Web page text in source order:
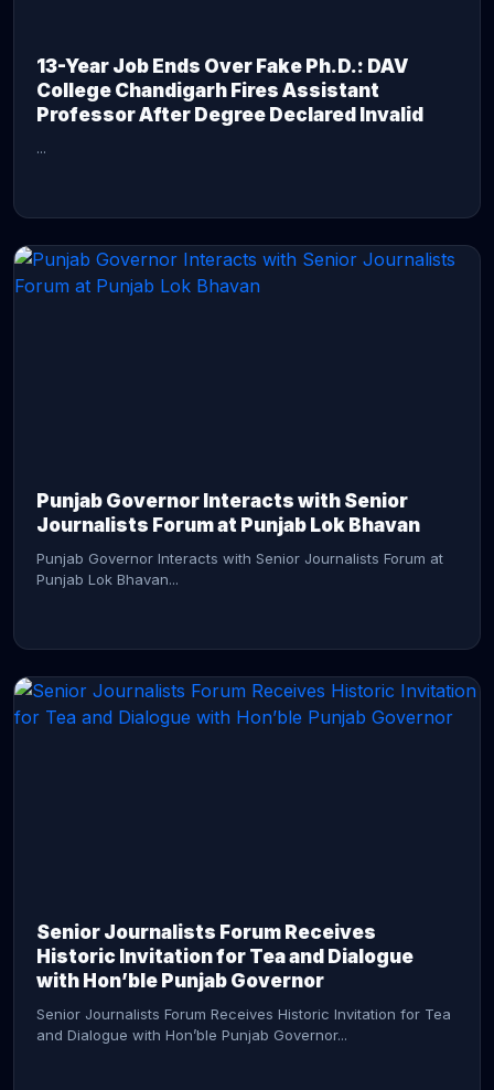
13-Year Job Ends Over Fake Ph.D.: DAV
College Chandigarh Fires Assistant
Professor After Degree Declared Invalid
...
Punjab Governor Interacts with Senior
Journalists Forum at Punjab Lok Bhavan
Punjab Governor Interacts with Senior Journalists Forum at
Punjab Lok Bhavan...
Senior Journalists Forum Receives
Historic Invitation for Tea and Dialogue
with Hon’ble Punjab Governor
Senior Journalists Forum Receives Historic Invitation for Tea
and Dialogue with Hon’ble Punjab Governor...